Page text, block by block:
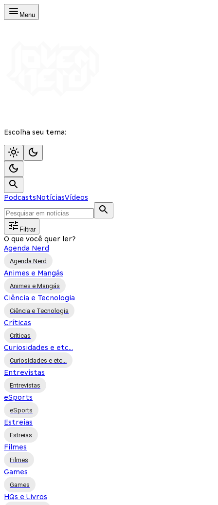
Menu
Escolha seu tema:
PodcastsNotíciasVídeos
Filtrar
O que você quer ler?
Agenda Nerd
Agenda Nerd
Animes e Mangás
Animes e Mangás
Ciência e Tecnologia
Ciência e Tecnologia
Críticas
Críticas
Curiosidades e etc...
Curiosidades e etc...
Entrevistas
Entrevistas
eSports
eSports
Estreias
Estreias
Filmes
Filmes
Games
Games
HQs e Livros